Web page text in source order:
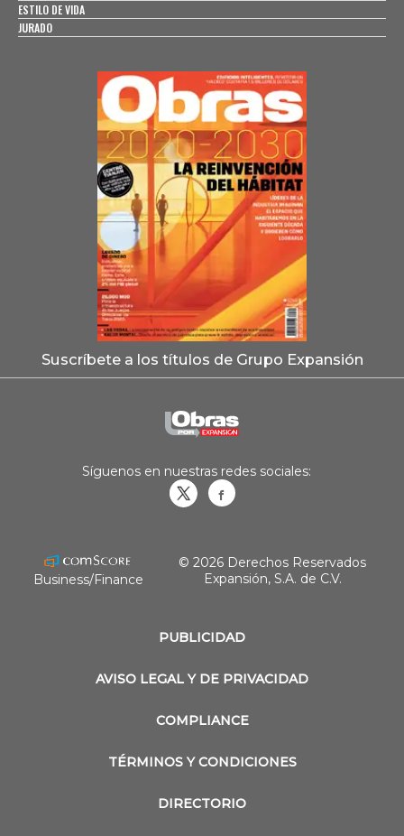
ESTILO DE VIDA
JURADO
Suscríbete a los títulos de Grupo Expansión
PUBLICIDAD
AVISO LEGAL Y DE PRIVACIDAD
COMPLIANCE
TÉRMINOS Y CONDICIONES
DIRECTORIO
Síguenos en nuestras redes sociales:
Business/Finance
© 2026 Derechos Reservados
Expansión, S.A. de C.V.